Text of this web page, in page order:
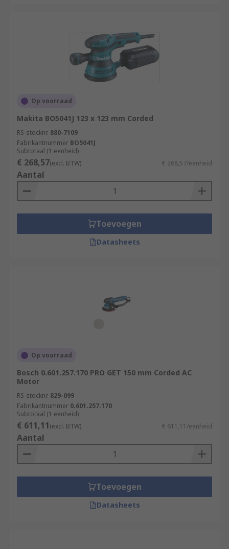
Op voorraad
Makita BO5041J 123 x 123 mm Corded
RS-stocknr. 880-7109
Fabrikantnummer BO5041J
Subtotaal (1 eenheid)
€ 268,57(excl. BTW) € 268,57/eenheid
Aantal
Toevoegen
Datasheets
Op voorraad
Bosch 0.601.257.170 PRO GET 150 mm Corded AC
Motor
RS-stocknr. 829-099
Fabrikantnummer 0.601.257.170
Subtotaal (1 eenheid)
€ 611,11(excl. BTW) € 611,11/eenheid
Aantal
Toevoegen
Datasheets